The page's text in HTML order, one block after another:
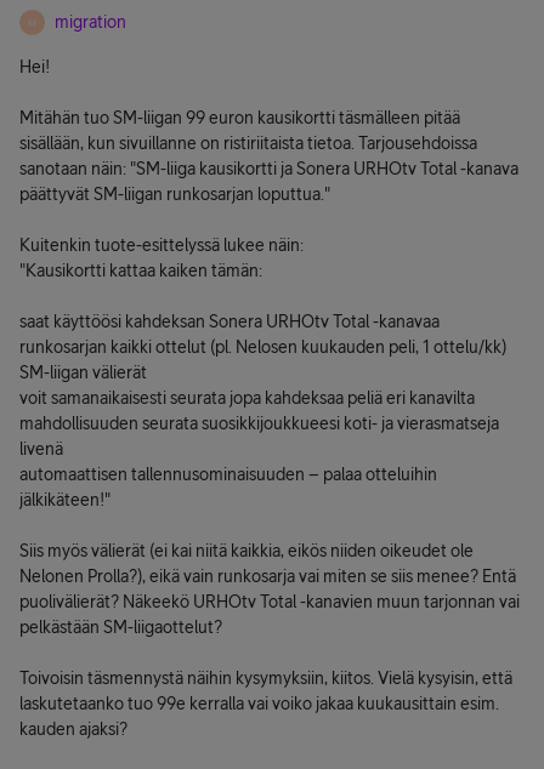
M migration
Hei!
Mitähän tuo SM-liigan 99 euron kausikortti täsmälleen pitää
sisällään, kun sivuillanne on ristiriitaista tietoa. Tarjousehdoissa
sanotaan näin: "SM-liiga kausikortti ja Sonera URHOtv Total -kanava
päättyvät SM-liigan runkosarjan loputtua."
Kuitenkin tuote-esittelyssä lukee näin:
"Kausikortti kattaa kaiken tämän:
saat käyttöösi kahdeksan Sonera URHOtv Total -kanavaa
runkosarjan kaikki ottelut (pl. Nelosen kuukauden peli, 1 ottelu/kk)
SM-liigan välierät
voit samanaikaisesti seurata jopa kahdeksaa peliä eri kanavilta
mahdollisuuden seurata suosikkijoukkueesi koti- ja vierasmatseja
livenä
automaattisen tallennusominaisuuden – palaa otteluihin
jälkikäteen!"
Siis myös välierät (ei kai niitä kaikkia, eikös niiden oikeudet ole
Nelonen Prolla?), eikä vain runkosarja vai miten se siis menee? Entä
puolivälierät? Näkeekö URHOtv Total -kanavien muun tarjonnan vai
pelkästään SM-liigaottelut?
Toivoisin täsmennystä näihin kysymyksiin, kiitos. Vielä kysyisin, että
laskutetaanko tuo 99e kerralla vai voiko jakaa kuukausittain esim.
kauden ajaksi?